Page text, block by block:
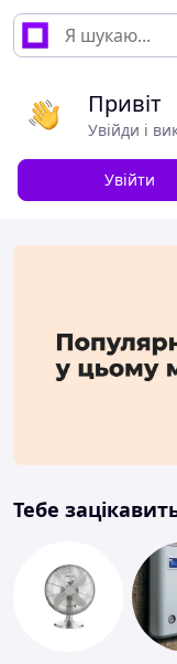
Привіт
Увійди і
Увійти
Тебе